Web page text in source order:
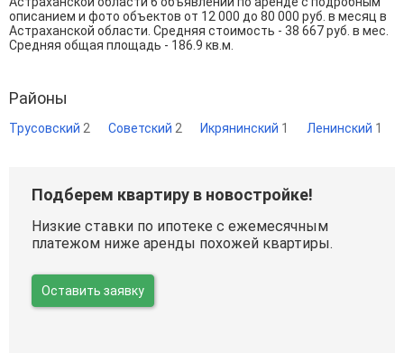
описанием и фото объектов от 12 000 до 80 000 руб. в месяц в
Астраханской области. Средняя стоимость - 38 667 руб. в мес.
Средняя общая площадь - 186.9 кв.м.
Районы
Трусовский 2 Советский 2 Икрянинский 1 Ленинский 1
Подберем квартиру в новостройке!
Низкие ставки по ипотеке с ежемесячным
платежом ниже аренды похожей квартиры.
Оставить заявку